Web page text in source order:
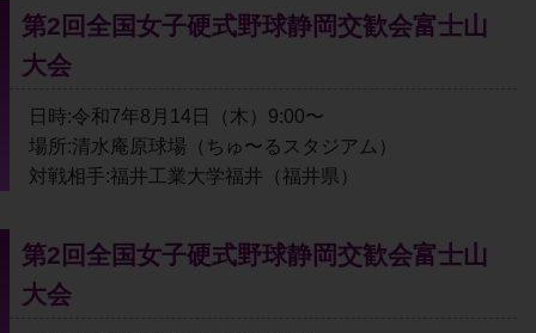
第2回全国女子硬式野球静岡交歓会富士山
大会
日時:令和7年8月14日（木）9:00〜
場所:清水庵原球場（ちゅ〜るスタジアム）
対戦相手:福井工業大学福井（福井県）
第2回全国女子硬式野球静岡交歓会富士山
大会